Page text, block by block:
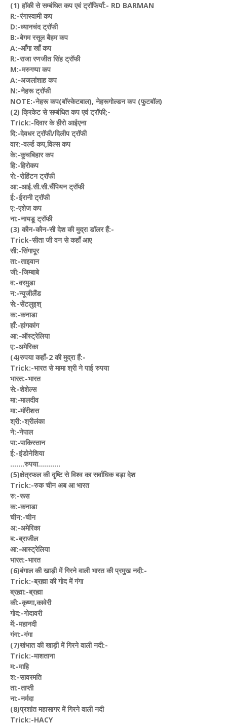
(1) हॉकी से सम्बंधित कप एवं ट्रॉफियाँ:- RD BARMAN
R:-रंगास्वामी कप
D:-ध्यानचंद ट्रॉफी
B:-बेगम रसूल बैहम कप
A:-आँगा खाँ कप
R:-राजा रणजीत सिंह ट्रॉफी
M:-मरुगप्पा कप
A:-अजलांशाह कप
N:-नेहरू ट्रॉफी
NOTE:-नेहरू कप(बॉस्केटबाल), नेहरूगोल्डन कप (फुटबॉल)
(2) क्रिकेट से सम्बंधित कप एवं ट्रॉफी;-
Trick:-दिवार के हीरो आईएना
दि:-देवधर ट्रॉफी/दिलीप ट्रॉफी
वार:-वर्ल्ड कप,विल्स कप
के:-कूचबिहार कप
हि:-हिरोकप
रो:-रोहिंटन ट्रॉफी
आ:-आई.सी.सी.चैंपियन ट्रॉफी
ई:-ईरानी ट्रॉफी
ए:-एशेज कप
ना:-नायडू ट्रॉफी
(3) कौन-कौन-सी देश की मुद्रा डॉलर हैं:-
Trick-सीता जी वन से कहाँ आए
सी:-सिंगापूर
ता:-ताइवान
जी:-जिम्बाबे
व:-वरमुडा
न:-न्यूजीलैंड
से:-सेंटलुइश्
क:-कनाडा
हाँ:-हांगकांग
आ:-ऑस्ट्रेलिया
ए:-अमेरिका
(4)रुपया कहाँ-2 की मुद्रा हैं:-
Trick:-भारत से मामा श्री ने पाई रुपया
भारत:-भारत
से:-शेशेल्स
मा:-मालदीव
मा:-मॉरीशस
श्री:-श्रीलंका
ने:-नेपाल
पा:-पाकिस्तान
ई:-इंडोनेशिया
.......रुपया...........
(5)क्षेत्रफल की दृष्टि से विश्व का सर्वाधिक बड़ा देश
Trick:-रुक चीन अब आ भारत
रु:-रूस
क:-कनाडा
चीन:-चीन
अ:-अमेरिका
ब:-ब्राजील
आ:-आस्ट्रेलिया
भारत:-भारत
(6)बंगाल की खाड़ी में गिरने वाली भारत की प्रमुख नदी:-
Trick:-ब्रह्मा की गोद में गंगा
ब्रह्मा:-ब्रह्मा
की:-कृष्णा,कावेरी
गोद:-गोदावरी
में:-महानदी
गंगा:-गंगा
(7)खंभात की खाड़ी में गिरने वाली नदी:-
Trick:-माशताना
म:-माहि
श:-सावरमति
ता:-ताप्ती
ना:-नर्मदा
(8)प्रशांत महासागर में गिरने वाली नदी
Trick:-HACY